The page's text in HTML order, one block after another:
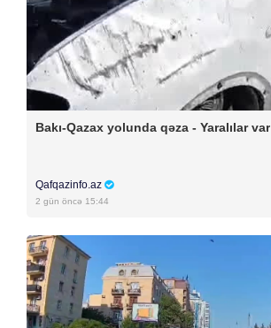
Bakı-Qazax yolunda qəza - Yaralılar var
Qafqazinfo.az
2 gün öncə 15:44